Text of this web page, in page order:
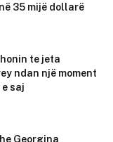
35 mijë dollarë
te jeta
ndan një moment
saj
Georgina